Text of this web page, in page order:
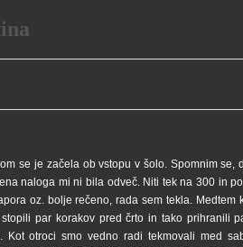
se je začela ob vstopu v šolo. Spomnim
naloga mi ni bila odveč. Niti tek na 300 in
oz. bolje rečeno, rada sem tekla.
par korakov pred črto in tako prihranili
Kot otroci smo vedno radi tekmovali med